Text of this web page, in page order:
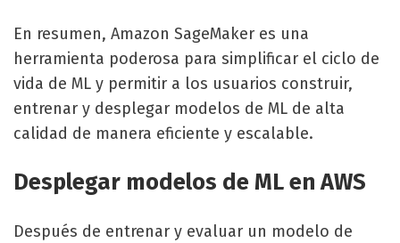
En resumen, Amazon SageMaker es una
herramienta poderosa para simplificar el ciclo de
vida de ML y permitir a los usuarios construir,
entrenar y desplegar modelos de ML de alta
calidad de manera eficiente y escalable.
Desplegar modelos de ML en AWS
Después de entrenar y evaluar un modelo de